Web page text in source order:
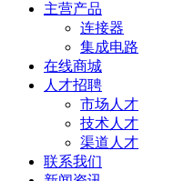
主营产品
连接器
集成电路
在线商城
人才招聘
市场人才
技术人才
渠道人才
联系我们